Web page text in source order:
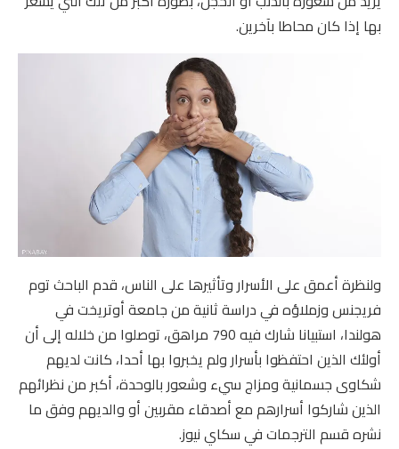
بها إذا كان محاطا بآخرين.
ولنظرة أعمق على الأسرار وتأثيرها على الناس، قدم الباحث توم
فريجنس وزملاؤه في دراسة ثانية من جامعة أوتريخت في
هولندا، استبيانا شارك فيه 790 مراهق، توصلوا من خلاله إلى أن
أولئك الذين احتفظوا بأسرار ولم يخبروا بها أحدا، كانت لديهم
شكاوى جسمانية ومزاج سيء وشعور بالوحدة، أكبر من نظرائهم
الذين شاركوا أسرارهم مع أصدقاء مقربين أو والديهم وفق ما
نشره قسم الترجمات في سكاي نيوز.